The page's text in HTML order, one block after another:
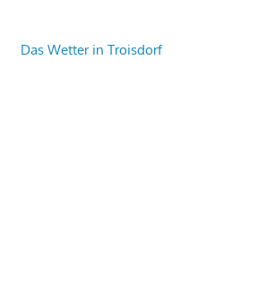
Das Wetter in Troisdorf